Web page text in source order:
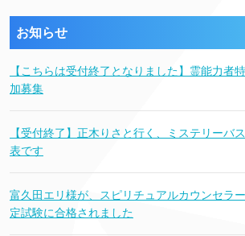
お知らせ
【こちらは受付終了となりました】霊能力者
加募集
【受付終了】正木りさと行く、ミステリーバ
表です
富久田エリ様が、スピリチュアルカウンセラ
定試験に合格されました